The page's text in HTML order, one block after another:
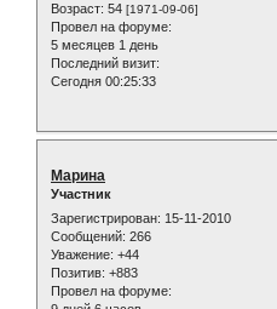
Возраст: 54 [1971-09-06]
Провел на форуме:
5 месяцев 1 день
Последний визит:
Сегодня 00:25:33
Марина
Участник
Зарегистрирован: 15-11-2010
Сообщений: 266
Уважение: +44
Позитив: +883
Провел на форуме: